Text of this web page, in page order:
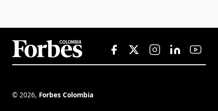
© 2026, Forbes Colombia